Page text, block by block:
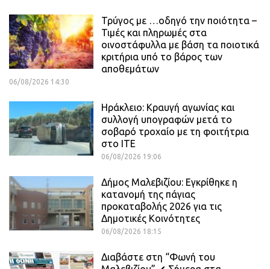
Τρύγος με …οδηγό την ποιότητα –
Τιμές και πληρωμές στα
οινοστάφυλλα με βάση τα ποιοτικά
κριτήρια υπό το βάρος των
αποθεμάτων
06/08/2026 14:30
Ηράκλειο: Κραυγή αγωνίας και
συλλογή υπογραφών μετά το
σοβαρό τροχαίο με τη φοιτήτρια
στο ΙΤΕ
06/08/2026 19:06
Δήμος Μαλεβιζίου: Εγκρίθηκε η
κατανομή της πάγιας
προκαταβολής 2026 για τις
Δημοτικές Κοινότητες
06/08/2026 18:15
Διαβάστε στη “Φωνή του